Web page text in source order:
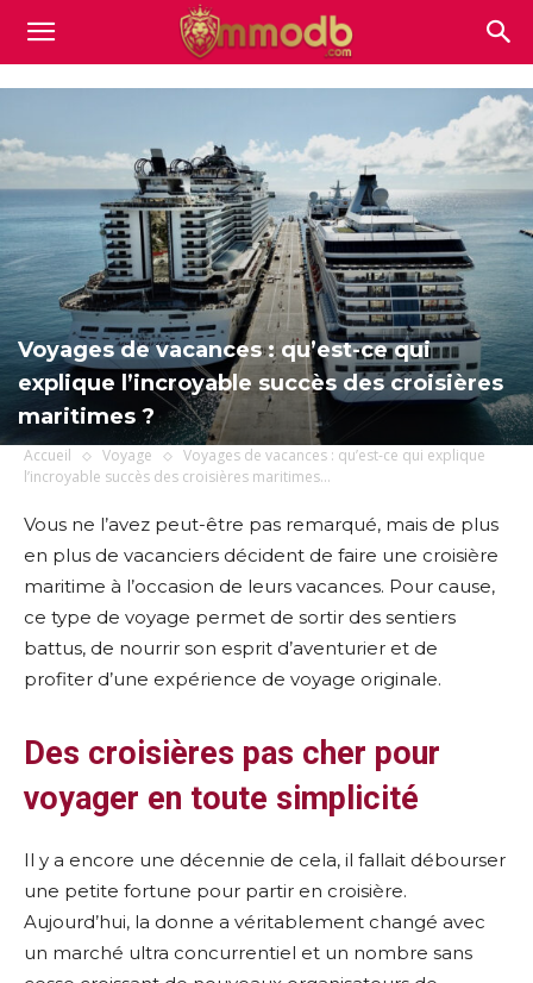
Mmodb.com
Voyages de vacances : qu’est-ce qui
explique l’incroyable succès des croisières
maritimes ?
Accueil Voyage
Voyages de vacances : qu’est-ce qui explique
l’incroyable succès des croisières maritimes...
Vous ne l’avez peut-être pas remarqué, mais de plus
en plus de vacanciers décident de faire une croisière
maritime à l’occasion de leurs vacances. Pour cause,
ce type de voyage permet de sortir des sentiers
battus, de nourrir son esprit d’aventurier et de
profiter d’une expérience de voyage originale.
Des croisières pas cher pour
voyager en toute simplicité
Il y a encore une décennie de cela, il fallait débourser
une petite fortune pour partir en croisière.
Aujourd’hui, la donne a véritablement changé avec
un marché ultra concurrentiel et un nombre sans